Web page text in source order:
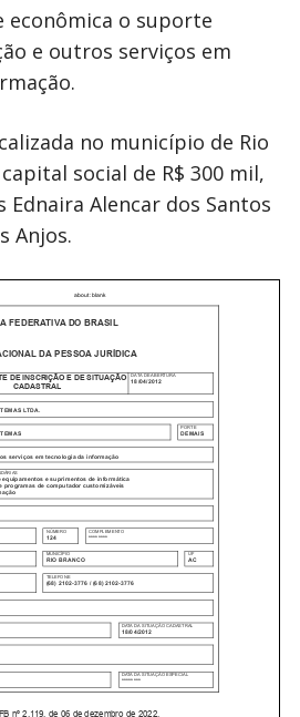
econômica o suporte
e outros serviços em
no município de Rio
social de R$ 300 mil,
Ednaira Alencar dos Santos
Anjos.